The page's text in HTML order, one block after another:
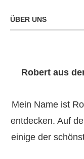
ÜBER UNS
Robert aus
Mein Name ist
entdecken. Auf
einige der